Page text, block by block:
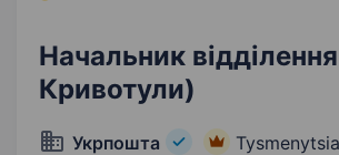
Начальник
Кривотули)
Укрпошта Tysmenytsia